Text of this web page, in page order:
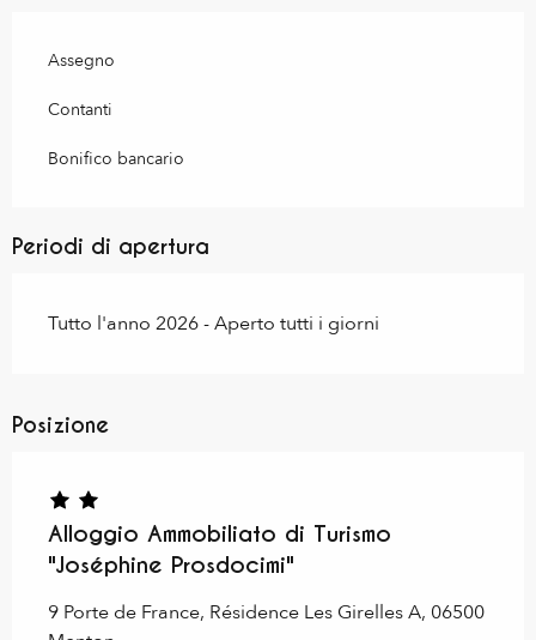
Assegno
Contanti
Bonifico bancario
Periodi di apertura
Tutto l'anno 2026 - Aperto tutti i giorni
Posizione
Alloggio Ammobiliato di Turismo
"Joséphine Prosdocimi"
9 Porte de France, Résidence Les Girelles A, 06500